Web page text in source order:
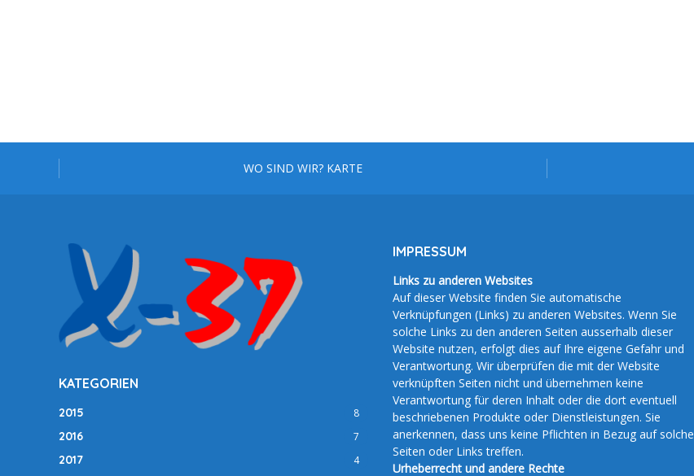
WO SIND WIR? KARTE
KATEGORIEN
2015 8
2016 7
2017 4
IMPRESSUM
Links zu anderen Websites
Auf dieser Website finden Sie automatische
Verknüpfungen (Links) zu anderen Websites. Wenn Sie
solche Links zu den anderen Seiten ausserhalb dieser
Website nutzen, erfolgt dies auf Ihre eigene Gefahr und
Verantwortung. Wir überprüfen die mit der Website
verknüpften Seiten nicht und übernehmen keine
Verantwortung für deren Inhalt oder die dort eventuell
beschriebenen Produkte oder Dienstleistungen. Sie
anerkennen, dass uns keine Pflichten in Bezug auf solche
Seiten oder Links treffen.
Urheberrecht und andere Rechte